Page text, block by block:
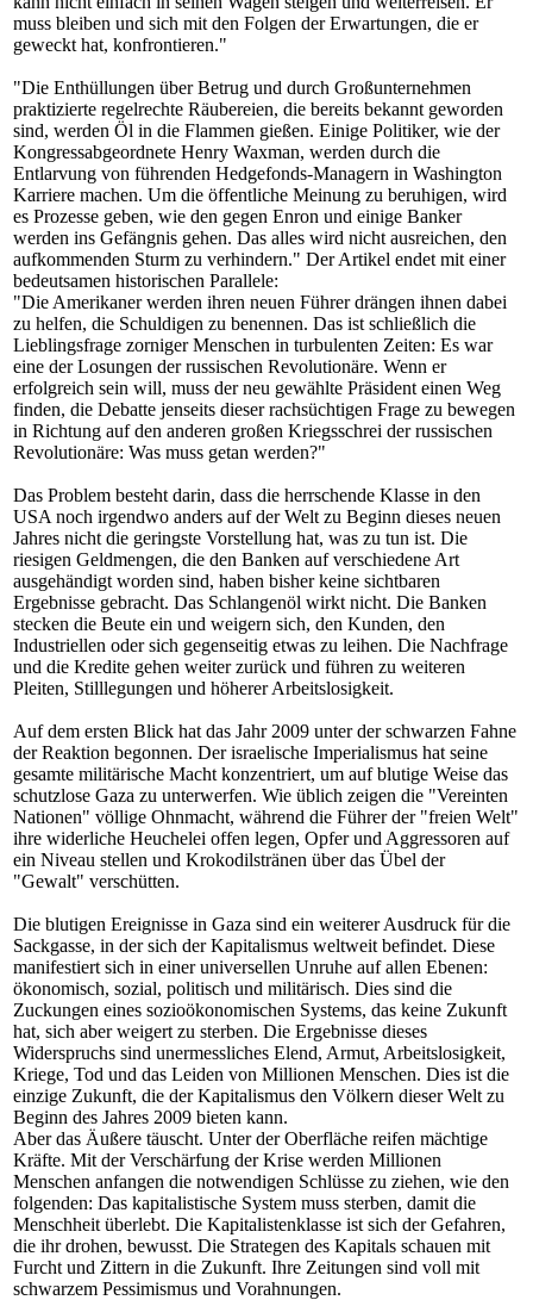
muss bleiben und sich mit den Folgen der Erwartungen, die er
geweckt hat, konfrontieren."
"Die Enthüllungen über Betrug und durch Großunternehmen
praktizierte regelrechte Räubereien, die bereits bekannt geworden
sind, werden Öl in die Flammen gießen. Einige Politiker, wie der
Kongressabgeordnete Henry Waxman, werden durch die
Entlarvung von führenden Hedgefonds-Managern in Washington
Karriere machen. Um die öffentliche Meinung zu beruhigen, wird
es Prozesse geben, wie den gegen Enron und einige Banker
werden ins Gefängnis gehen. Das alles wird nicht ausreichen, den
aufkommenden Sturm zu verhindern." Der Artikel endet mit einer
bedeutsamen historischen Parallele:
"Die Amerikaner werden ihren neuen Führer drängen ihnen dabei
zu helfen, die Schuldigen zu benennen. Das ist schließlich die
Lieblingsfrage zorniger Menschen in turbulenten Zeiten: Es war
eine der Losungen der russischen Revolutionäre. Wenn er
erfolgreich sein will, muss der neu gewählte Präsident einen Weg
finden, die Debatte jenseits dieser rachsüchtigen Frage zu bewegen
in Richtung auf den anderen großen Kriegsschrei der russischen
Revolutionäre: Was muss getan werden?"
Das Problem besteht darin, dass die herrschende Klasse in den
USA noch irgendwo anders auf der Welt zu Beginn dieses neuen
Jahres nicht die geringste Vorstellung hat, was zu tun ist. Die
riesigen Geldmengen, die den Banken auf verschiedene Art
ausgehändigt worden sind, haben bisher keine sichtbaren
Ergebnisse gebracht. Das Schlangenöl wirkt nicht. Die Banken
stecken die Beute ein und weigern sich, den Kunden, den
Industriellen oder sich gegenseitig etwas zu leihen. Die Nachfrage
und die Kredite gehen weiter zurück und führen zu weiteren
Pleiten, Stilllegungen und höherer Arbeitslosigkeit.
Auf dem ersten Blick hat das Jahr 2009 unter der schwarzen Fahne
der Reaktion begonnen. Der israelische Imperialismus hat seine
gesamte militärische Macht konzentriert, um auf blutige Weise das
schutzlose Gaza zu unterwerfen. Wie üblich zeigen die "Vereinten
Nationen" völlige Ohnmacht, während die Führer der "freien Welt"
ihre widerliche Heuchelei offen legen, Opfer und Aggressoren auf
ein Niveau stellen und Krokodilstränen über das Übel der
"Gewalt" verschütten.
Die blutigen Ereignisse in Gaza sind ein weiterer Ausdruck für die
Sackgasse, in der sich der Kapitalismus weltweit befindet. Diese
manifestiert sich in einer universellen Unruhe auf allen Ebenen:
ökonomisch, sozial, politisch und militärisch. Dies sind die
Zuckungen eines sozioökonomischen Systems, das keine Zukunft
hat, sich aber weigert zu sterben. Die Ergebnisse dieses
Widerspruchs sind unermessliches Elend, Armut, Arbeitslosigkeit,
Kriege, Tod und das Leiden von Millionen Menschen. Dies ist die
einzige Zukunft, die der Kapitalismus den Völkern dieser Welt zu
Beginn des Jahres 2009 bieten kann.
Aber das Äußere täuscht. Unter der Oberfläche reifen mächtige
Kräfte. Mit der Verschärfung der Krise werden Millionen
Menschen anfangen die notwendigen Schlüsse zu ziehen, wie den
folgenden: Das kapitalistische System muss sterben, damit die
Menschheit überlebt. Die Kapitalistenklasse ist sich der Gefahren,
die ihr drohen, bewusst. Die Strategen des Kapitals schauen mit
Furcht und Zittern in die Zukunft. Ihre Zeitungen sind voll mit
schwarzem Pessimismus und Vorahnungen.